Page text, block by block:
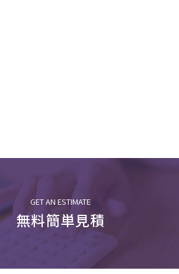
GET AN ESTIMATE
無料簡単見積